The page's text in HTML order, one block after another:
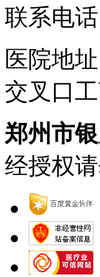
联系电
医院地
交叉口工
郑州市
经授权